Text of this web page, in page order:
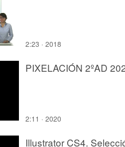
2:23 · 2018
PIXELACIÓN 2ºAD
2:11 · 2020
Illustrator CS4.